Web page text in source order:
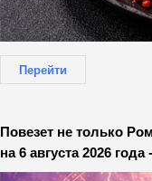
Перейти
Повезет не только
на 6 августа 2026